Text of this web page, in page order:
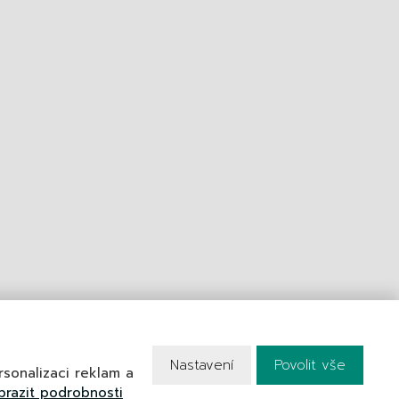
VYTVOŘILA
reklam a
podrobnosti
Nastavení Povolit vše